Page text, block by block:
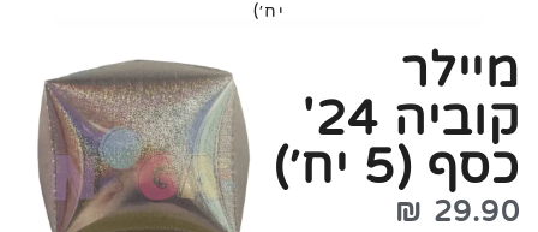
יח׳)
מיילר
קוביה 24'
כסף (5 יח׳)
29.90
₪